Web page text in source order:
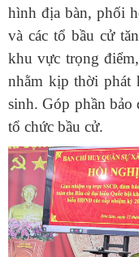
hình địa bàn, phối
và các tổ bầu cử
khu vực trọng
nhằm kịp thời phát
sinh. Góp phần
tổ chức bầu cử.